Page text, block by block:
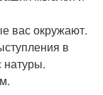
вас окружают.
в
натуры.